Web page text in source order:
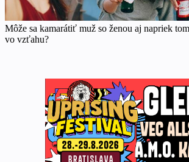
Môže sa kamarátiť muž so ženou aj napriek
vo vzťahu?